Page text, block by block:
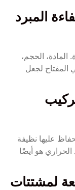
المبرد
الحجم،
المفتاح لجعل
عليها نظيفة
هو أيضًا
لمشتتات